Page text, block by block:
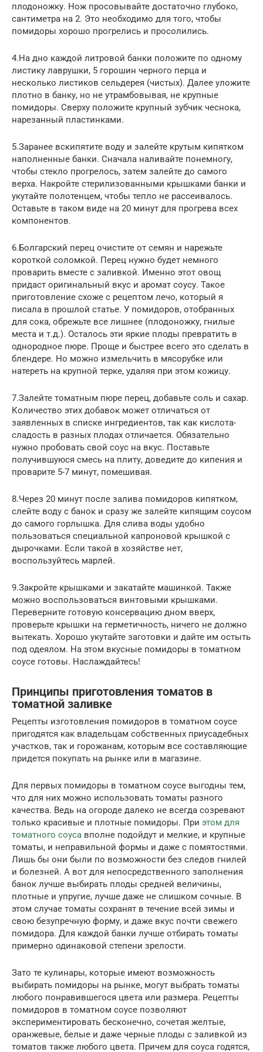
плодоножку. Нож просовывайте достаточно глубоко,
сантиметра на 2. Это необходимо для того, чтобы
помидоры хорошо прогрелись и просолились.
4.На дно каждой литровой банки положите по одному
листику лаврушки, 5 горошин черного перца и
несколько листиков сельдерея (чистых). Далее уложите
плотно в банку, но не утрамбовывая, не крупные
помидоры. Сверху положите крупный зубчик чеснока,
нарезанный пластинками.
5.Заранее вскипятите воду и залейте крутым кипятком
наполненные банки. Сначала наливайте понемногу,
чтобы стекло прогрелось, затем залейте до самого
верха. Накройте стерилизованными крышками банки и
укутайте полотенцем, чтобы тепло не рассеивалось.
Оставьте в таком виде на 20 минут для прогрева всех
компонентов.
6.Болгарский перец очистите от семян и нарежьте
короткой соломкой. Перец нужно будет немного
проварить вместе с заливкой. Именно этот овощ
придаст оригинальный вкус и аромат соусу. Такое
приготовление схоже с рецептом лечо, который я
писала в прошлой статье. У помидоров, отобранных
для сока, обрежьте все лишнее (плодоножку, гнилые
места и т.д.). Осталось эти яркие плоды превратить в
однородное пюре. Проще и быстрее всего это сделать в
блендере. Но можно измельчить в мясорубке или
натереть на крупной терке, удаляя при этом кожицу.
7.Залейте томатным пюре перец, добавьте соль и сахар.
Количество этих добавок может отличаться от
заявленных в списке ингредиентов, так как кислота-
сладость в разных плодах отличается. Обязательно
нужно пробовать свой соус на вкус. Поставьте
получившуюся смесь на плиту, доведите до кипения и
проварите 5-7 минут, помешивая.
8.Через 20 минут после залива помидоров кипятком,
слейте воду с банок и сразу же залейте кипящим соусом
до самого горлышка. Для слива воды удобно
пользоваться специальной капроновой крышкой с
дырочками. Если такой в хозяйстве нет,
воспользуйтесь марлей.
9.Закройте крышками и закатайте машинкой. Также
можно воспользоваться винтовыми крышками.
Переверните готовую консервацию дном вверх,
проверьте крышки на герметичность, ничего не должно
вытекать. Хорошо укутайте заготовки и дайте им остыть
под одеялом. На этом вкусные помидоры в томатном
соусе готовы. Наслаждайтесь!
Принципы приготовления томатов в
томатной заливке
Рецепты изготовления помидоров в томатном соусе
пригодятся как владельцам собственных приусадебных
участков, так и горожанам, которым все составляющие
придется покупать на рынке или в магазине.
Для первых помидоры в томатном соусе выгодны тем,
что для них можно использовать томаты разного
качества. Ведь на огороде далеко не всегда созревают
только красивые и плотные помидоры. При этом для
томатного соуса вполне подойдут и мелкие, и крупные
томаты, и неправильной формы и даже с помятостями.
Лишь бы они были по возможности без следов гнилей
и болезней. А вот для непосредственного заполнения
банок лучше выбирать плоды средней величины,
плотные и упругие, лучше даже не слишком сочные. В
этом случае томаты сохранят в течение всей зимы и
свою безупречную форму, и даже вкус почти свежего
помидора. Для каждой банки лучше отбирать томаты
примерно одинаковой степени зрелости.
Зато те кулинары, которые имеют возможность
выбирать помидоры на рынке, могут выбрать томаты
любого понравившегося цвета или размера. Рецепты
помидоров в томатном соусе позволяют
экспериментировать бесконечно, сочетая желтые,
оранжевые, белые и даже черные плоды с заливкой из
томатов также любого цвета. Причем для соуса годятся,